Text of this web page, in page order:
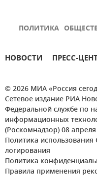
ПОЛИТИКА
НОВОСТИ ПРЕСС-
© 2026 МИА «Россия
Сетевое издание РИА
Федеральной службе по
информационных
(Роскомнадзор) 08 апреля
Политика использования
логирования
Политика
Правила применения